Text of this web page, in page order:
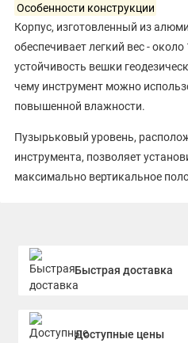
Особенности конструкции
Корпус, изготовленный из
обеспечивает легкий вес - около
устойчивость вешки
чему инструмент можно
повышенной влажности.
Пузырьковый уровень,
инструмента, позволяет
максимально вертикальное
удобно транспортировать и
Заостренный наконечник у
Выдвижные составные секции
Быстрая доставка
Доступные цены